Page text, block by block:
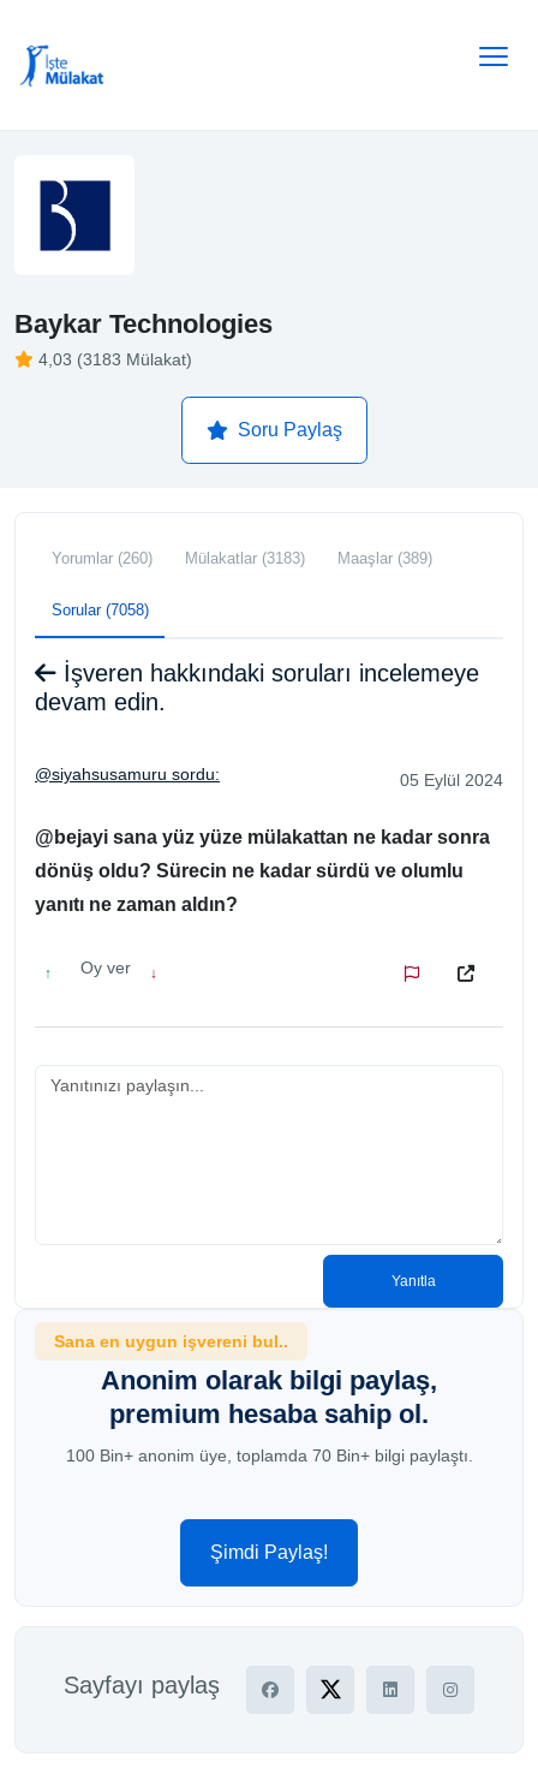
Baykar Technologies
4,03 (3183 Mülakat)
Soru Paylaş
Yorumlar (260) Mülakatlar (3183) Maaşlar (389)
Sorular (7058)
İşveren hakkındaki soruları incelemeye
devam edin.
@siyahsusamuru sordu: 05 Eylül 2024
@bejayi sana yüz yüze mülakattan ne kadar sonra
dönüş oldu? Sürecin ne kadar sürdü ve olumlu
yanıtı ne zaman aldın?
↑ Oy ver ↓
Yanıtla
Sana en uygun işvereni bul..
Anonim olarak bilgi paylaş,
premium hesaba sahip ol.
100 Bin+ anonim üye, toplamda 70 Bin+ bilgi paylaştı.
Şimdi Paylaş!
Sayfayı paylaş